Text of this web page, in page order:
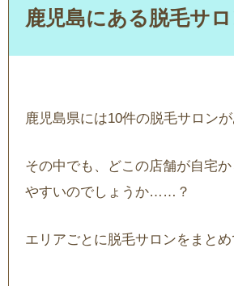
鹿児島にある脱毛サ
鹿児島県には10件の脱毛サロンが
その中でも、どこの店舗が自宅
やすいのでしょうか……？
エリアごとに脱毛サロンをまとめ